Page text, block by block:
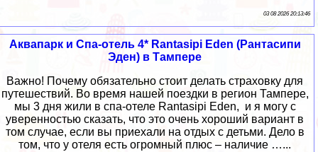
03 08 2026 20:13:46
Аквапарк и Спа-отель 4* Rantasipi Eden (Рантасипи
Эден) в Тампере
Важно! Почему обязательно стоит делать страховку для
путешествий. Во время нашей поездки в регион Тампере,
мы 3 дня жили в спа-отеле Rantasipi Eden, и я могу с
уверенностью сказать, что это очень хороший вариант в
том случае, если вы приехали на отдых с детьми. Дело в
том, что у отеля есть огромный плюс – наличие …...